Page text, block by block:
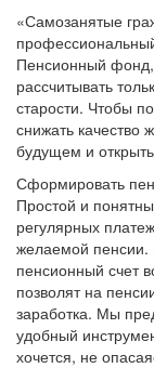
«Самозанятые
Пенсионный фонд,
рассчитывать
старости. Чтобы
снижать качество
будущем и
Сформировать
Простой и
регулярных
желаемой пенсии.
пенсионный счет
позволят на
заработка. Мы
удобный
хочется, не